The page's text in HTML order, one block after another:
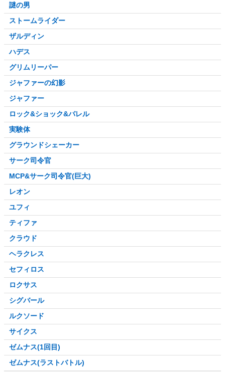
謎の男
ストームライダー
ザルディン
ハデス
グリムリーパー
ジャファーの幻影
ジャファー
ロック&ショック&バレル
実験体
グラウンドシェーカー
サーク司令官
MCP&サーク司令官(巨大)
レオン
ユフィ
ティファ
クラウド
ヘラクレス
セフィロス
ロクサス
シグバール
ルクソード
サイクス
ゼムナス(1回目)
ゼムナス(ラストバトル)